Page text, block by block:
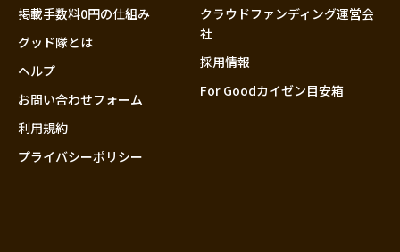
大分
掲載手数料0円の仕組み
グッド隊とは
ヘルプ
お問い合わせフォーム
利用規約
プライバシーポリシー
クラウドファンディング運営会
社
採用情報
For Goodカイゼン目安箱